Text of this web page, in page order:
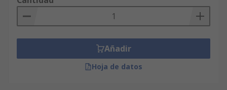
Añadir
Hoja de datos